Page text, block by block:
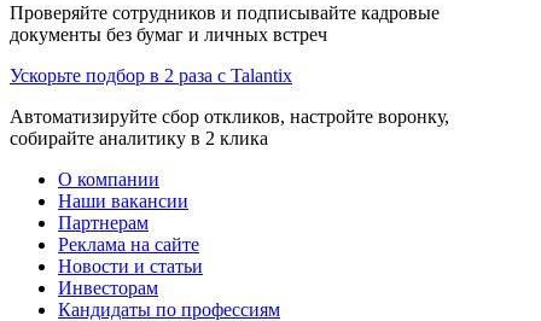
Проверяйте сотрудников и подписывайте кадровые
документы без бумаг и личных встреч
Ускорьте подбор в 2 раза с Talantix
Автоматизируйте сбор откликов, настройте воронку,
собирайте аналитику в 2 клика
О компании
Наши вакансии
Партнерам
Реклама на сайте
Новости и статьи
Инвесторам
Кандидаты по профессиям